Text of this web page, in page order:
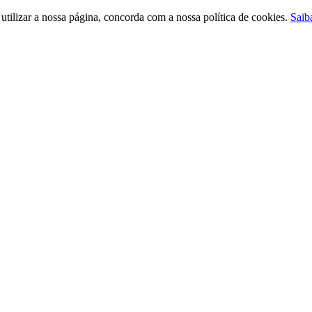
a nossa página, concorda com a nossa política de cookies.